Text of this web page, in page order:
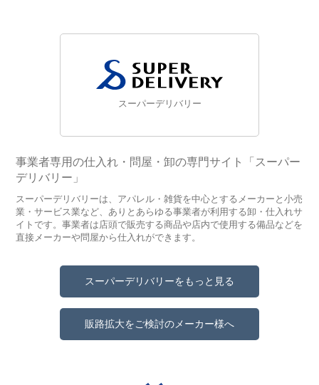
スーパーデリバリー
事業者専用の仕入れ・問屋・卸の専門サイト「スーパー
デリバリー」
スーパーデリバリーは、アパレル・雑貨を中心とするメーカーと小売
業・サービス業など、ありとあらゆる事業者が利用する卸・仕入れサ
イトです。事業者は店頭で販売する商品や店内で使用する備品などを
直接メーカーや問屋から仕入れができます。
スーパーデリバリーをもっと見る
販路拡大をご検討のメーカー様へ